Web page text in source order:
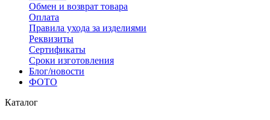
Обмен и возврат товара
Оплата
Правила ухода за изделиями
Реквизиты
Сертификаты
Сроки изготовления
Блог/новости
ФОТО
Каталог